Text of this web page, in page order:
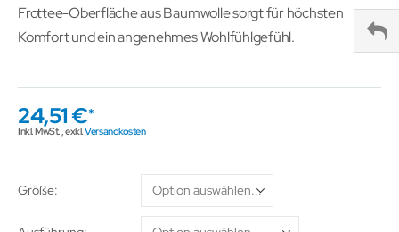
Frottee-Oberfläche aus Baumwolle sorgt für höchsten
Komfort und ein angenehmes Wohlfühlgefühl.
24,51 €
Inkl. MwSt.,exkl.Versandkosten
Größe